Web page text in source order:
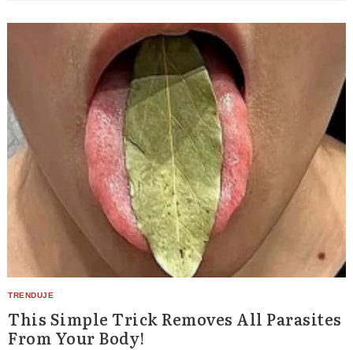
This Simple Trick Removes All Parasites
From Your Body!